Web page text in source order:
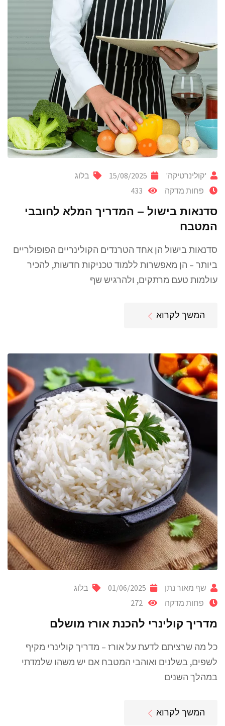
'קולינרטיקה' 15/08/2025
בלוג
פחות מדקה
סדנאות בישול – המדריך המלא לחובבי
המטבח
סדנאות בישול הן אחד הטרנדים הקולינריים הפופולריים
ביותר – הן מאפשרות ללמוד טכניקות חדשות, להכיר
עולמות טעם מרתקים, ולהרגיש שף
המשך לקרוא
שף מאור נתן 01/06/2025
בלוג
פחות מדקה
מדריך קולינרי להכנת אורז מושלם
כל מה שרציתם לדעת על אורז – מדריך קולינרי מקיף
לשפים, בשלנים ואוהבי המטבח אם יש משהו שלמדתי
במהלך השנים
המשך לקרוא